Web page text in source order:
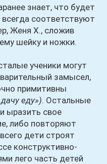
знает, что будет
всегда соответствуют
Женя X., сложив
шейку и ножки.
ученики могут
замысел,
примитивны
еду»). Остальные
ыразить свое
либо повторяют
дети строят
конструктивно-
лего часть детей